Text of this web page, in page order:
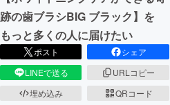
まちづくり・地域活性化
CAMPFIRE for Social Good
CAMPFIREふるさと納税
跡の歯ブラシBIG ブラック】を
もっと多くの人に届けたい
ポスト
シェア
LINEで送る
URLコピー
埋め込み
QRコード